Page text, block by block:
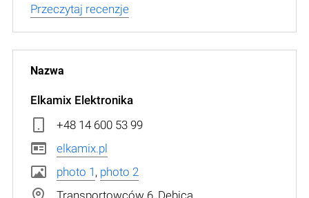
Przeczytaj recenzje
Elkamix Elektronika
+48 14 600 53 99
elkamix.pl
photo 1 , photo 2
Transportowców 6, Dębica